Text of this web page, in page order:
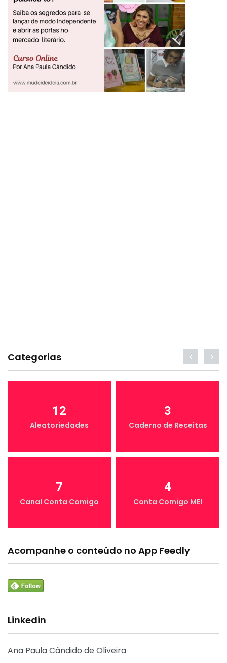
Categorias
12
Aleatoriedades
3
Caderno de Receitas
7
Canal Conta Comigo
4
Conta Comigo MEI
Acompanhe o conteúdo no App Feedly
Linkedin
Ana Paula Cândido de Oliveira